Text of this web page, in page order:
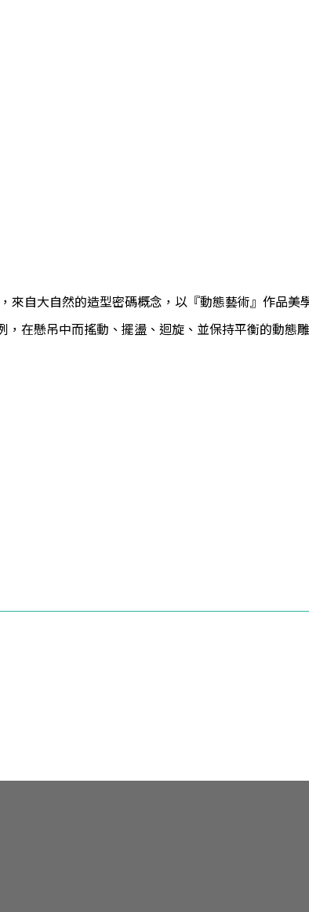
自大自然的造型密碼概念，以『動態藝術』作品
在懸吊中而搖動、擺盪、迴旋、並保持平衡的動態